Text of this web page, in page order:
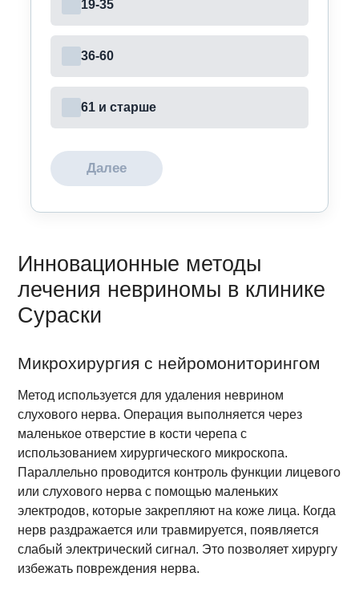
36-60
61 и старше
Далее
Инновационные методы
лечения невриномы в клинике
Сураски
Микрохирургия с нейромониторингом
Метод используется для удаления неврином
слухового нерва. Операция выполняется через
маленькое отверстие в кости черепа с
использованием хирургического микроскопа.
Параллельно проводится контроль функции лицевого
или слухового нерва с помощью маленьких
электродов, которые закрепляют на коже лица. Когда
нерв раздражается или травмируется, появляется
слабый электрический сигнал. Это позволяет хирургу
избежать повреждения нерва.